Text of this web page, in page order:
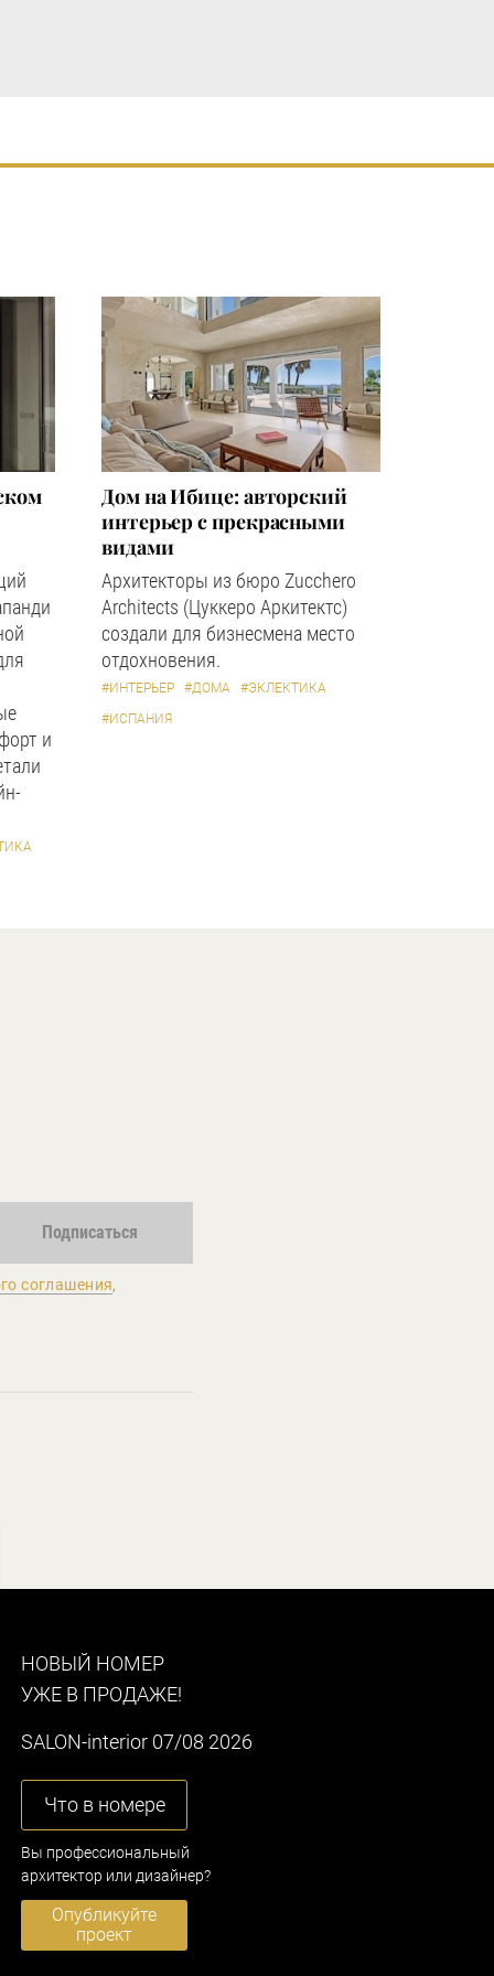
и
Дом на Ибице: авторский
интерьер с прекрасными
видами
Архитекторы из бюро Zucchero
Architects (Цуккеро Аркитектс)
создали для бизнесмена место
отдохновения.
#ИНТЕРЬЕР #ДОМА
#ЭКЛЕКТИКА
#ИСПАНИЯ
Подписаться
соглашения,
НОВЫЙ НОМЕР
УЖЕ В ПРОДАЖЕ!
SALON-interior 07/08 2026
Что в номере
Вы профессиональный
архитектор или дизайнер?
Опубликуйте
проект